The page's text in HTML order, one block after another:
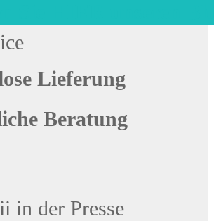
Lieferung
Beratung
in der Presse